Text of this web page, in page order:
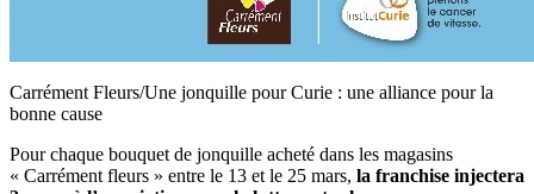
Carrément Fleurs/Une jonquille pour Curie : une alliance pour la
bonne cause
Pour chaque bouquet de jonquille acheté dans les magasins
« Carrément fleurs » entre le 13 et le 25 mars, la franchise injectera